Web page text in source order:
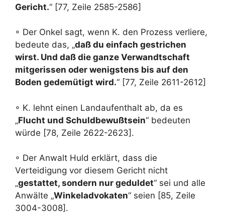
Gericht.“ [77, Zeile 2585-2586]
◦ Der Onkel sagt, wenn K. den Prozess verliere,
bedeute das, „daß du einfach gestrichen
wirst. Und daß die ganze Verwandtschaft
mitgerissen oder wenigstens bis auf den
Boden gedemütigt wird.“ [77, Zeile 2611-2612]
◦ K. lehnt einen Landaufenthalt ab, da es
„Flucht und Schuldbewußtsein“ bedeuten
würde [78, Zeile 2622-2623].
◦ Der Anwalt Huld erklärt, dass die
Verteidigung vor diesem Gericht nicht
„gestattet, sondern nur geduldet“ sei und alle
Anwälte „Winkeladvokaten“ seien [85, Zeile
3004-3008].